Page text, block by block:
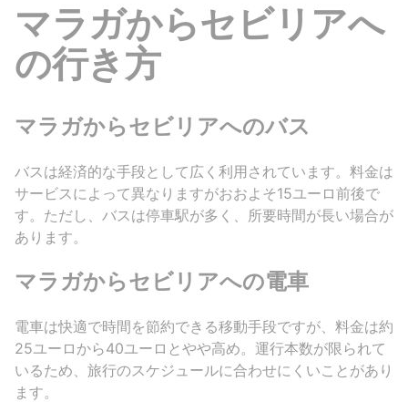
マラガからセビリアへ
の行き方
マラガからセビリアへのバス
バスは経済的な手段として広く利用されています。料金は
サービスによって異なりますがおおよそ15ユーロ前後で
す。ただし、バスは停車駅が多く、所要時間が長い場合が
あります。
マラガからセビリアへの電車
電車は快適で時間を節約できる移動手段ですが、料金は約
25ユーロから40ユーロとやや高め。運行本数が限られて
いるため、旅行のスケジュールに合わせにくいことがあり
ます。